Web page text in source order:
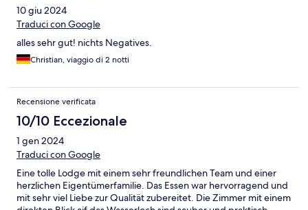
10 giu 2024
Traduci con Google
alles sehr gut! nichts Negatives.
Christian, viaggio di 2 notti
Recensione verificata
10/10 Eccezionale
1 gen 2024
Traduci con Google
Eine tolle Lodge mit einem sehr freundlichen Team und einer
herzlichen Eigentümerfamilie. Das Essen war hervorragend und
mit sehr viel Liebe zur Qualität zubereitet. Die Zimmer mit einem